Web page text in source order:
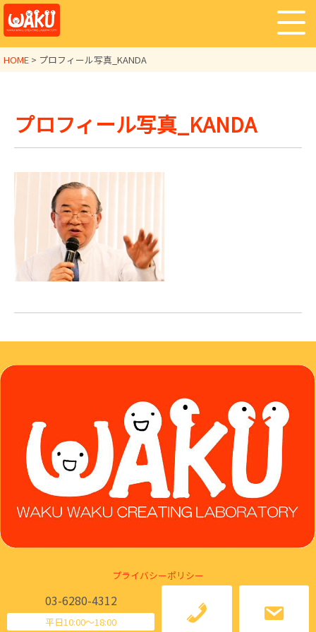
HOME > プロフィール写真_KANDA
プロフィール写真_KANDA
03-6280-4312
平日10:00～18:00
プライバシーポリシー
Ⓒ Japan Marketing Literacy Association